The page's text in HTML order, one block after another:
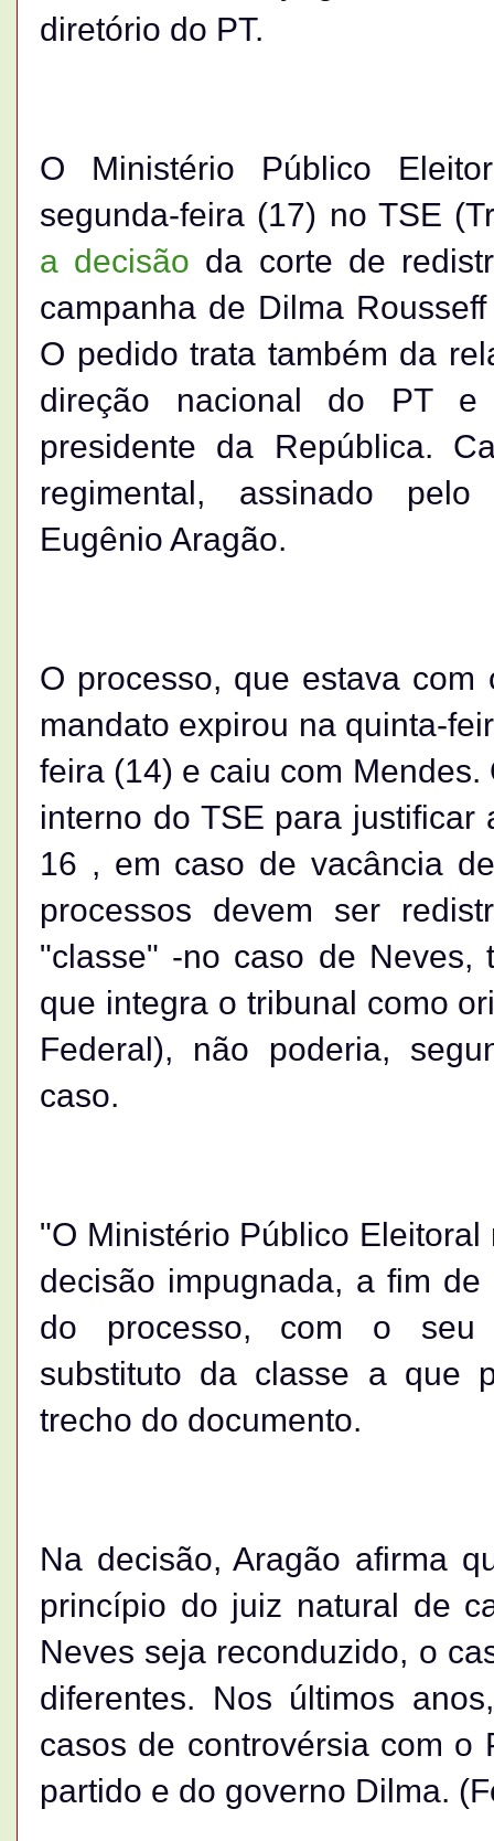
diretório do PT.
O Ministério Público
segunda-feira (17) no TSE
a decisão da corte de
campanha de Dilma
O pedido trata também da
direção nacional do PT
presidente da República.
regimental, assinado pelo
Eugênio Aragão.
O processo, que estava
mandato expirou na quinta-
feira (14) e caiu com
interno do TSE para
16 , em caso de vacância
processos devem ser
"classe" -no caso de Neves,
que integra o tribunal como
Federal), não poderia,
caso.
"O Ministério Público
decisão impugnada, a fim
do processo, com o seu
substituto da classe a que
trecho do documento.
Na decisão, Aragão afirma
princípio do juiz natural de
Neves seja reconduzido, o
diferentes. Nos últimos
casos de controvérsia com o
partido e do governo Dilma.